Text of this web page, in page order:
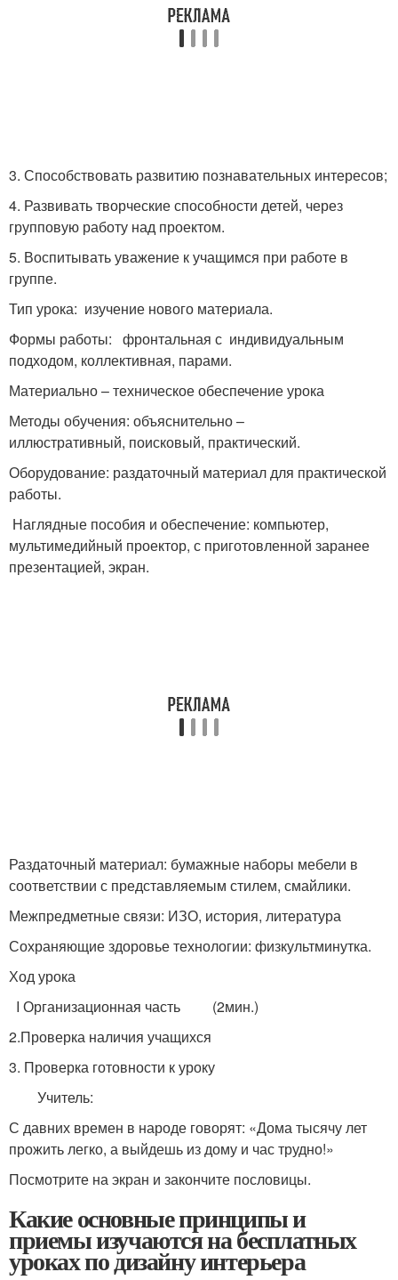
3. Способствовать развитию познавательных интересов;
4. Развивать творческие способности детей, через
групповую работу над проектом.
5. Воспитывать уважение к учащимся при работе в
группе.
Тип урока: изучение нового материала.
Формы работы: фронтальная с индивидуальным
подходом, коллективная, парами.
Материально – техническое обеспечение урока
Методы обучения: объяснительно –
иллюстративный, поисковый, практический.
Оборудование: раздаточный материал для практической
работы.
Наглядные пособия и обеспечение: компьютер,
мультимедийный проектор, с приготовленной заранее
презентацией, экран.
Раздаточный материал: бумажные наборы мебели в
соответствии с представляемым стилем, смайлики.
Межпредметные связи: ИЗО, история, литература
Сохраняющие здоровье технологии: физкультминутка.
Ход урока
I Организационная часть (2мин.)
2.Проверка наличия учащихся
3. Проверка готовности к уроку
Учитель:
С давних времен в народе говорят: «Дома тысячу лет
прожить легко, а выйдешь из дому и час трудно!»
Посмотрите на экран и закончите пословицы.
Какие основные принципы и
приемы изучаются на бесплатных
уроках по дизайну интерьера